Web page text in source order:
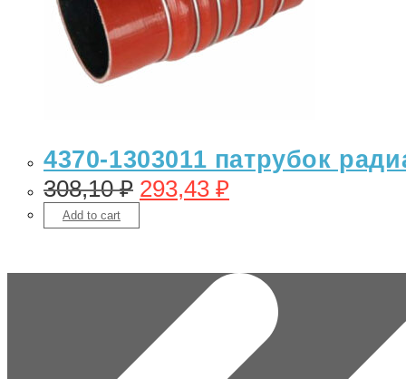
4370-1303011 патрубок
308,10₽ 293,43 ₽
Add to cart